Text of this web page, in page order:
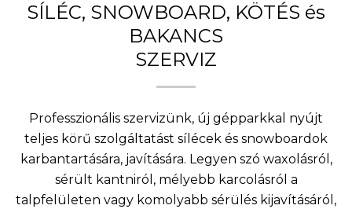
SÍLÉC, SNOWBOARD, KÖTÉS és
BAKANCS
SZERVIZ
Professzionális szervizünk, új gépparkkal nyújt
teljes körű szolgáltatást sílécek és snowboardok
karbantartására, javítására. Legyen szó waxolásról,
sérült kantniról, mélyebb karcolásról a
talpfelületen vagy komolyabb sérülés kijavításáról,